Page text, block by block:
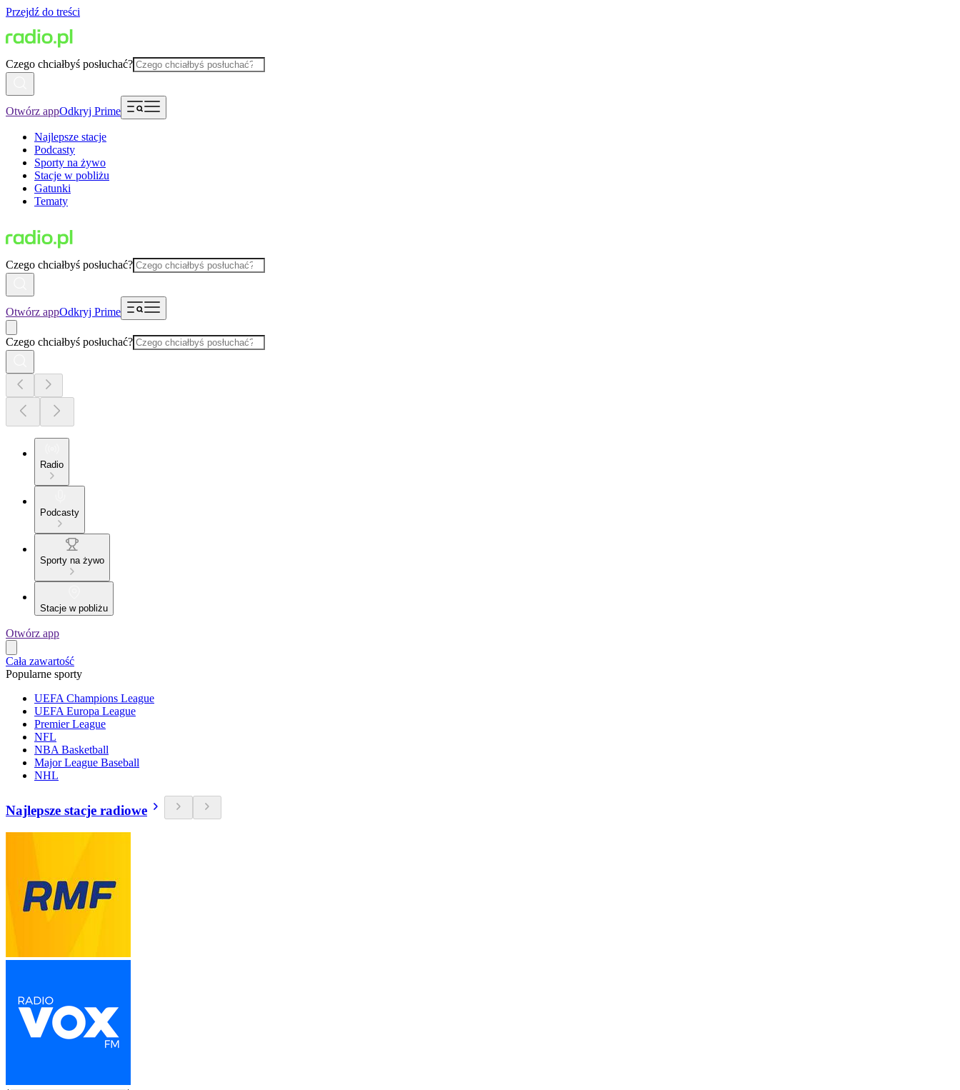
Przejdź do treści
Czego chciałbyś posłuchać?
Otwórz appOdkryj Prime
Najlepsze stacje
Podcasty
Sporty na żywo
Stacje w pobliżu
Gatunki
Tematy
Czego chciałbyś posłuchać?
Otwórz appOdkryj Prime
Czego chciałbyś posłuchać?
Radio
Podcasty
Sporty na żywo
Stacje w pobliżu
Otwórz app
Cała zawartość
Popularne sporty
UEFA Champions League
UEFA Europa League
Premier League
NFL
NBA Basketball
Major League Baseball
NHL
Najlepsze stacje radiowe